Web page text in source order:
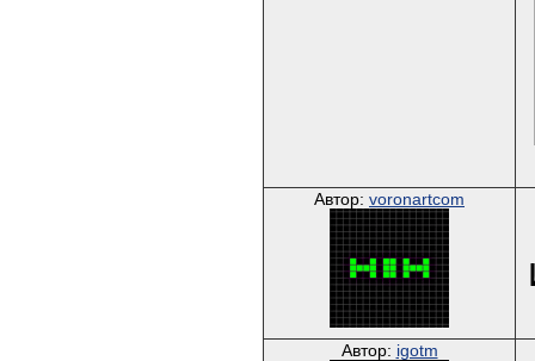
Автор: voronartcom
Автор: igotm